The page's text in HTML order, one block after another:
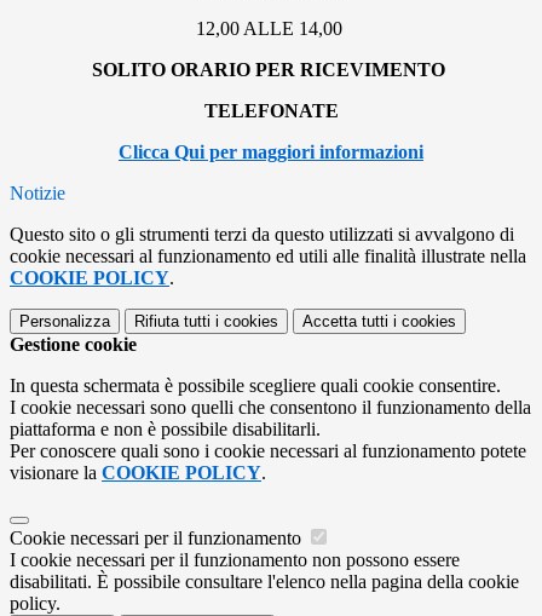
12,00 ALLE 14,00
SOLITO ORARIO PER RICEVIMENTO
TELEFONATE
Clicca Qui per maggiori informazioni
Notizie
Questo sito o gli strumenti terzi da questo utilizzati si avvalgono di
cookie necessari al funzionamento ed utili alle finalità illustrate nella
COOKIE POLICY.
Personalizza Rifiuta tutti i cookies Accetta tutti i cookies
Gestione cookie
In questa schermata è possibile scegliere quali cookie consentire.
I cookie necessari sono quelli che consentono il funzionamento della
piattaforma e non è possibile disabilitarli.
Per conoscere quali sono i cookie necessari al funzionamento potete
visionare la COOKIE POLICY.
Cookie necessari per il funzionamento
I cookie necessari per il funzionamento non possono essere
disabilitati. È possibile consultare l'elenco nella pagina della cookie
policy.